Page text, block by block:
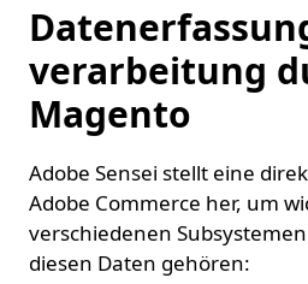
verarbeitung
Magento
Adobe Sensei stellt eine
Adobe Commerce her, um
verschiedenen
diesen Daten gehören: